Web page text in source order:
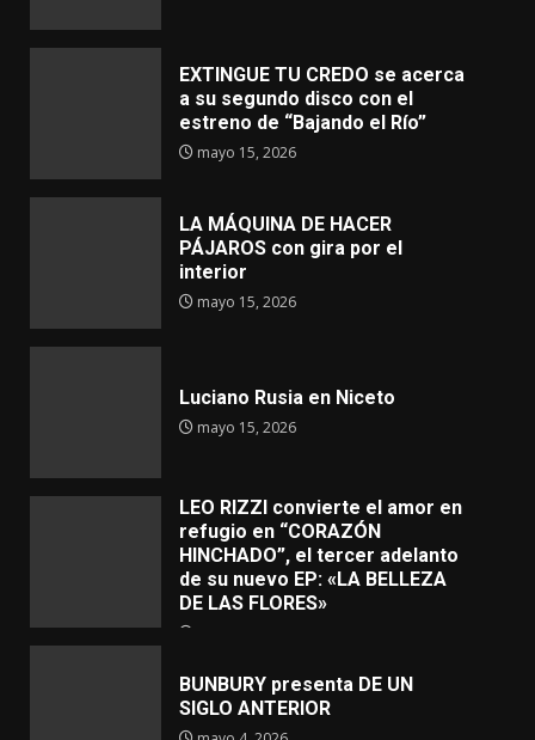
EXTINGUE TU CREDO se acerca
a su segundo disco con el
estreno de “Bajando el Río”
mayo 15, 2026
LA MÁQUINA DE HACER
PÁJAROS con gira por el
interior
mayo 15, 2026
Luciano Rusia en Niceto
mayo 15, 2026
LEO RIZZI convierte el amor en
refugio en “CORAZÓN
HINCHADO”, el tercer adelanto
de su nuevo EP: «LA BELLEZA
DE LAS FLORES»
BUNBURY presenta DE UN
SIGLO ANTERIOR